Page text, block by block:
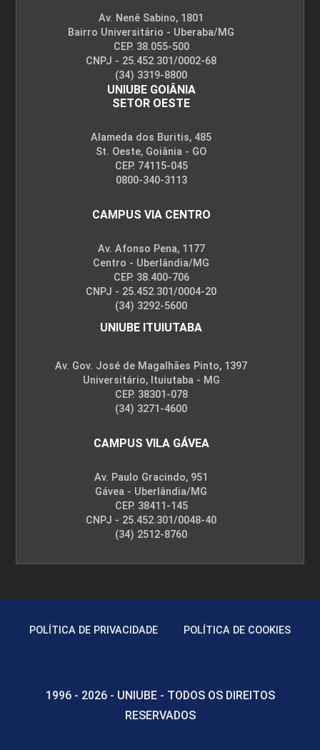
10h
10h
Diagnósticos de Enfermagem de
Infecções Sexualmente
Transmissíveis no SUS
10h
Hemoterapia
10h
Av. Nenê Sabino, 1801
Bairro Universitário - Uberaba/MG
CEP. 38.055-500
CNPJ - 25.452.301/0002-68
(34) 3319-8800
UNIUBE GOIÂNIA
SETOR OESTE
Alameda dos Buritis, 485
St. Oeste, Goiânia - GO
CEP. 74115-045
0800-340-3113
CAMPUS VIA CENTRO
Av. Afonso Pena, 1177
Centro - Uberlândia/MG
CEP. 38.400-706
CNPJ - 25.452.301/0004-20
(34) 3292-5600
UNIUBE ITUIUTABA
Av. Gov. José de Magalhães Pinto, 1397
Universitário, Ituiutaba - MG
CEP. 38301-078
(34) 3271-4600
CAMPUS VILA GÁVEA
Av. Paulo Gracindo, 951
Gávea - Uberlândia/MG
CEP. 38411-145
CNPJ - 25.452.301/0048-40
(34) 2512-8760
POLÍTICA DE PRIVACIDADE POLÍTICA DE COOKIES
1996 - 2026 - UNIUBE - TODOS OS DIREITOS
RESERVADOS